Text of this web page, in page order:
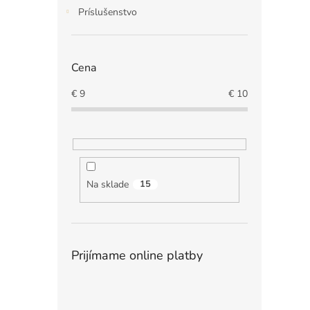
Príslušenstvo
Cena
€ 9 € 10
Na sklade 15
Prijímame online platby